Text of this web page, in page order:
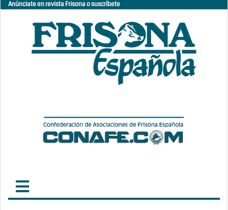
Anúnciate en revista Frisona o suscríbete